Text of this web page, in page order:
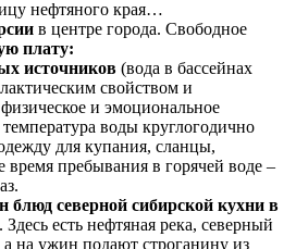
нефтяного края…
в центре города. Свободное
плату:
источников (вода в бассейнах
свойством и
и эмоциональное
воды круглогодично
для купания, сланцы,
пребывания в горячей воде –
блюд северной сибирской кухни в
. Здесь есть нефтяная река, северный
на ужин подают строганину из